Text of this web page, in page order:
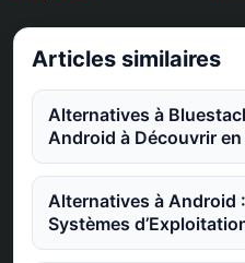
Articles similaires
Alternatives à
Android à Découvrir
Alternatives à Android
Systèmes